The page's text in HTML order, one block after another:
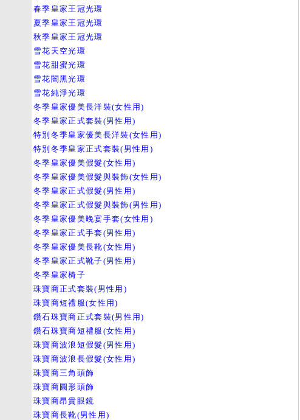
春季皇家王冠光環
夏季皇家王冠光環
秋季皇家王冠光環
雪花天空光環
雪花甜蜜光環
雪花闇黑光環
雪花純淨光環
冬季皇家優美長洋裝(女性用)
冬季皇家正式套裝(男性用)
特別冬季皇家優美長洋裝(女性用)
特別冬季皇家正式套裝(男性用)
冬季皇家優美假髮(女性用)
冬季皇家優美假髮與裝飾(女性用)
冬季皇家正式假髮(男性用)
冬季皇家正式假髮與裝飾(男性用)
冬季皇家優美晚宴手套(女性用)
冬季皇家正式手套(男性用)
冬季皇家優美長靴(女性用)
冬季皇家正式靴子(男性用)
冬季皇家椅子
珠寶商正式套裝(男性用)
珠寶商短禮服(女性用)
鑽石珠寶商正式套裝(男性用)
鑽石珠寶商短禮服(女性用)
珠寶商波浪短假髮(男性用)
珠寶商波浪長假髮(女性用)
珠寶商三角頭飾
珠寶商圓形頭飾
珠寶商昂貴眼鏡
珠寶商長靴(男性用)